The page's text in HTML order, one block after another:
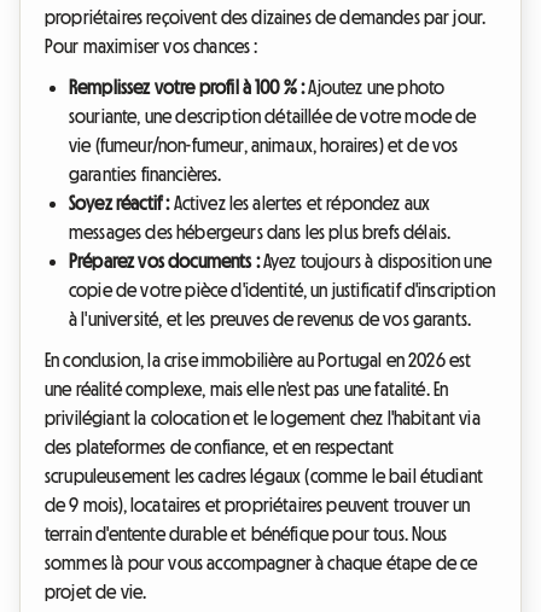
propriétaires reçoivent des dizaines de demandes par jour.
Pour maximiser vos chances :
Remplissez votre profil à 100 % :Ajoutez une photo
souriante, une description détaillée de votre mode de
vie (fumeur/non-fumeur, animaux, horaires) et de vos
garanties financières.
Soyez réactif :Activez les alertes et répondez aux
messages des hébergeurs dans les plus brefs délais.
Préparez vos documents :Ayez toujours à disposition une
copie de votre pièce d'identité, un justificatif d'inscription
à l'université, et les preuves de revenus de vos garants.
En conclusion, la crise immobilière au Portugal en 2026 est
une réalité complexe, mais elle n'est pas une fatalité. En
privilégiant la colocation et le logement chez l'habitant via
des plateformes de confiance, et en respectant
scrupuleusement les cadres légaux (comme le bail étudiant
de 9 mois), locataires et propriétaires peuvent trouver un
terrain d'entente durable et bénéfique pour tous. Nous
sommes là pour vous accompagner à chaque étape de ce
projet de vie.